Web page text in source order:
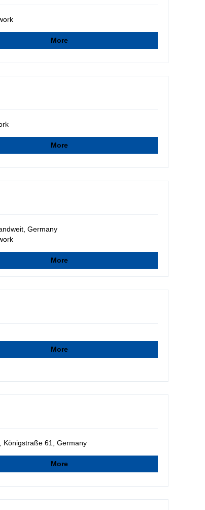
More
More
Germany
More
More
Königstraße 61, Germany
More